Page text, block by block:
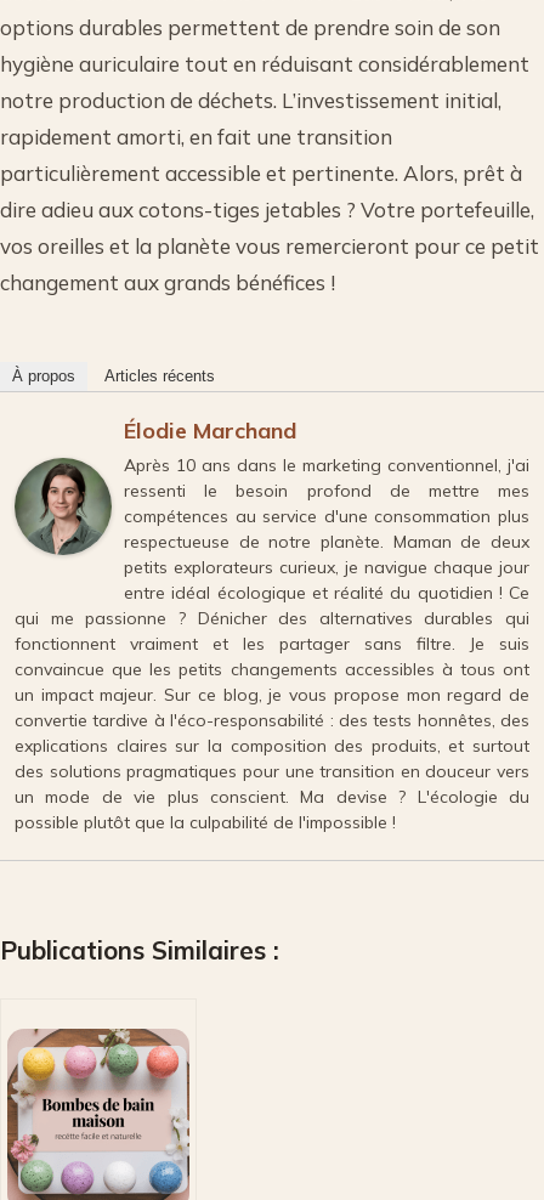
options durables permettent de prendre soin de son
hygiène auriculaire tout en réduisant considérablement
notre production de déchets. L’investissement initial,
rapidement amorti, en fait une transition
particulièrement accessible et pertinente. Alors, prêt à
dire adieu aux cotons-tiges jetables ? Votre portefeuille,
vos oreilles et la planète vous remercieront pour ce petit
changement aux grands bénéfices !
À propos Articles récents
Élodie Marchand
Après 10 ans dans le marketing conventionnel, j'ai
ressenti le besoin profond de mettre mes
compétences au service d'une consommation plus
respectueuse de notre planète. Maman de deux
petits explorateurs curieux, je navigue chaque jour
entre idéal écologique et réalité du quotidien ! Ce
qui me passionne ? Dénicher des alternatives durables qui
fonctionnent vraiment et les partager sans filtre. Je suis
convaincue que les petits changements accessibles à tous ont
un impact majeur. Sur ce blog, je vous propose mon regard de
convertie tardive à l'éco-responsabilité : des tests honnêtes, des
explications claires sur la composition des produits, et surtout
des solutions pragmatiques pour une transition en douceur vers
un mode de vie plus conscient. Ma devise ? L'écologie du
possible plutôt que la culpabilité de l'impossible !
Publications Similaires :